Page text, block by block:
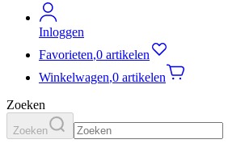
Inloggen
Favorieten,0 artikelen
Winkelwagen,0 artikelen
Zoeken
Zoeken